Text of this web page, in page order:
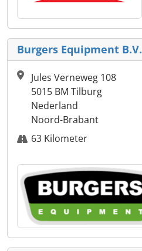
Burgers Equipment B.V.
Jules Verneweg 108
5015 BM Tilburg
Nederland
Noord-Brabant
63 Kilometer